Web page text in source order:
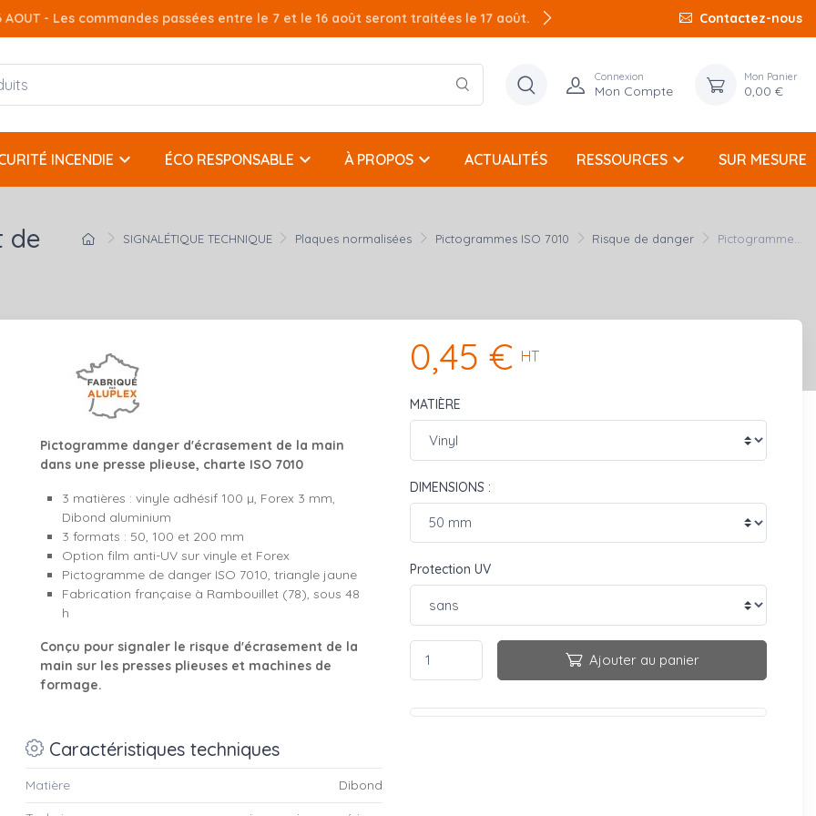
AOUT - Les commandes passées entre le 7 et le 16 août seront traitées le 17 août. Contactez-nous
Connexion
Mon Compte
Mon Panier
0,00 €
INCENDIE keyboard_arrow_down ÉCO RESPONSABLE keyboard_arrow_down À PROPOS keyboard_arrow_down ACTUALITÉS RESSOURCES keyboard_arrow_down SUR MESURE
SIGNALÉTIQUE TECHNIQUE Plaques normalisées Pictogrammes ISO 7010 Risque de danger Pictogramme...
de
Pictogramme danger d'écrasement de la main
dans une presse plieuse, charte ISO 7010
3 matières : vinyle adhésif 100 µ, Forex 3 mm,
Dibond aluminium
3 formats : 50, 100 et 200 mm
Option film anti-UV sur vinyle et Forex
Pictogramme de danger ISO 7010, triangle jaune
Fabrication française à Rambouillet (78), sous 48
h
Conçu pour signaler le risque d'écrasement de la
main sur les presses plieuses et machines de
formage.
Caractéristiques techniques
Matière Dibond
0,45 € HT
MATIÈRE
DIMENSIONS :
Protection UV
Ajouter au panier